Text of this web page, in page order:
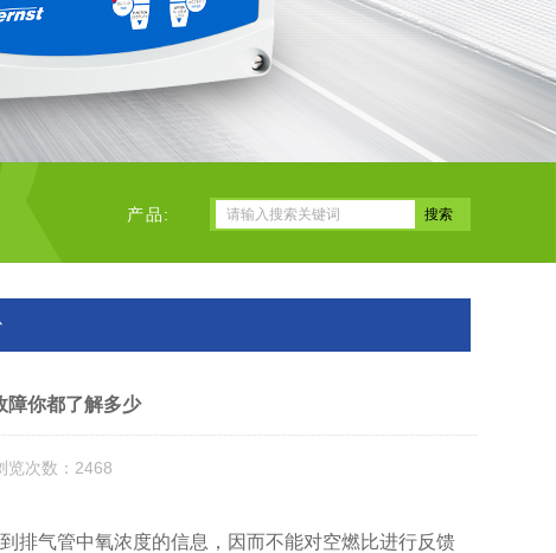
产品:
障你都了解多少
次数：2468
排气管中氧浓度的信息，因而不能对空燃比进行反馈